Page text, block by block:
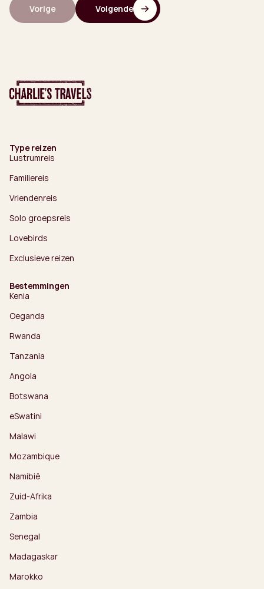
Vorige Volgende
Type reizen
Lustrumreis
Familiereis
Vriendenreis
Solo groepsreis
Lovebirds
Exclusieve reizen
Bestemmingen
Kenia
Oeganda
Rwanda
Tanzania
Angola
Botswana
eSwatini
Malawi
Mozambique
Namibië
Zuid-Afrika
Zambia
Senegal
Madagaskar
Marokko